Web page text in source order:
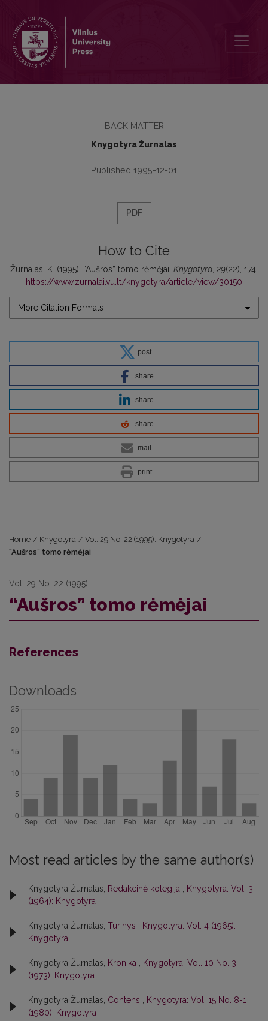
BACK MATTER
Knygotyra Žurnalas
Published 1995-12-01
PDF
How to Cite
Žurnalas, K. (1995). “Aušros” tomo rėmėjai. Knygotyra 29(22), 174.
https://www.zurnalai.vu.lt/knygotyra/article/view/30150
More Citation Formats
post
share
share
share
mail
print
Home / Knygotyra / Vol. 29 No. 22 (1995): Knygotyra /
“Aušros” tomo rėmėjai
Vol. 29 No. 22 (1995)
“Aušros” tomo rėmėjai
References
Downloads
Most read articles by the same author(s)
Knygotyra Žurnalas, Redakcinė kolegija
Knygotyra: Vol. 3
(1964): Knygotyra
Knygotyra Žurnalas, Turinys
Knygotyra: Vol. 4 (1965):
Knygotyra
Knygotyra Žurnalas, Kronika
Knygotyra: Vol. 10 No. 3
(1973): Knygotyra
Knygotyra Žurnalas, Contens
Knygotyra: Vol. 15 No. 8-1
(1980): Knygotyra